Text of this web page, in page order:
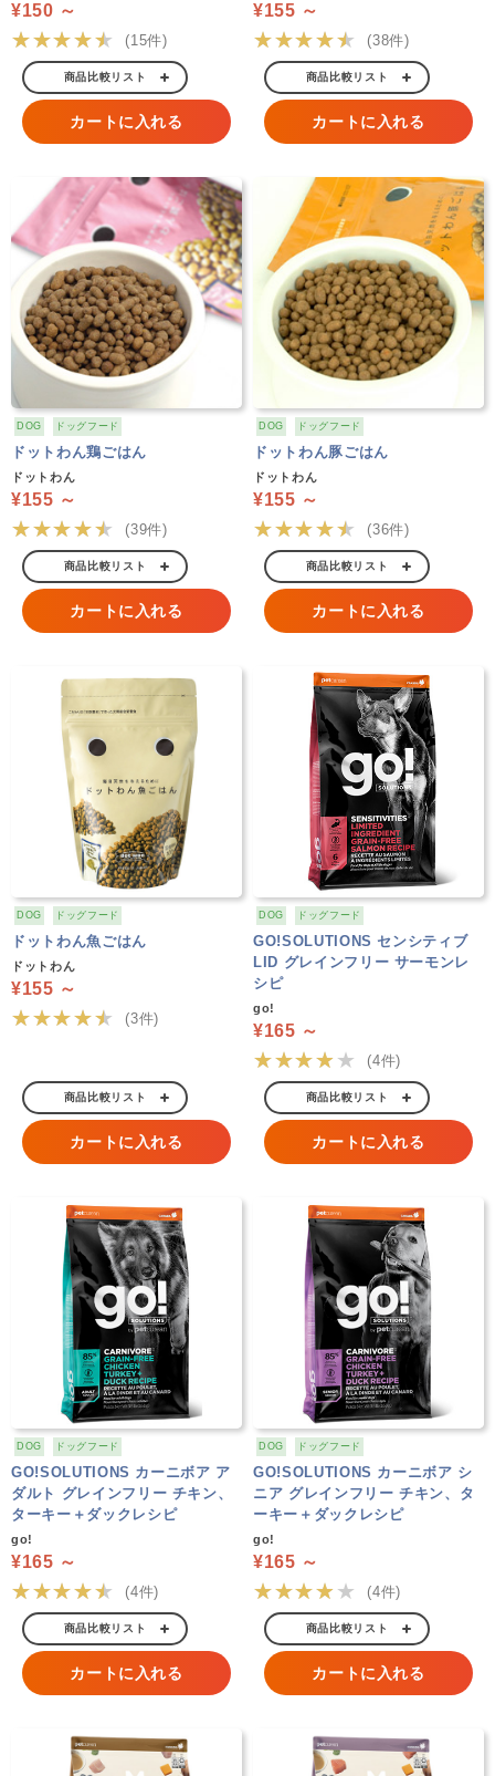
¥150 ～
★★★★★ (15件)
商品比較リスト
カートに入れる
¥155 ～
★★★★★ (38件)
商品比較リスト
カートに入れる
DOG ドッグフード
ドットわん鶏ごはん
ドットわん
¥155 ～
★★★★★ (39件)
商品比較リスト
カートに入れる
DOG ドッグフード
ドットわん豚ごはん
ドットわん
¥155 ～
★★★★★ (36件)
商品比較リスト
カートに入れる
DOG ドッグフード
ドットわん魚ごはん
ドットわん
¥155 ～
★★★★★ (3件)
商品比較リスト
カートに入れる
DOG ドッグフード
GO!SOLUTIONS センシティブ
LID グレインフリー サーモンレ
シピ
go!
¥165 ～
★★★★★ (4件)
商品比較リスト
カートに入れる
DOG ドッグフード
GO!SOLUTIONS カーニボア ア
ダルト グレインフリー チキン、
ターキー＋ダックレシピ
go!
¥165 ～
★★★★★ (4件)
商品比較リスト
カートに入れる
DOG ドッグフード
GO!SOLUTIONS カーニボア シ
ニア グレインフリー チキン、タ
ーキー＋ダックレシピ
go!
¥165 ～
★★★★★ (4件)
商品比較リスト
カートに入れる